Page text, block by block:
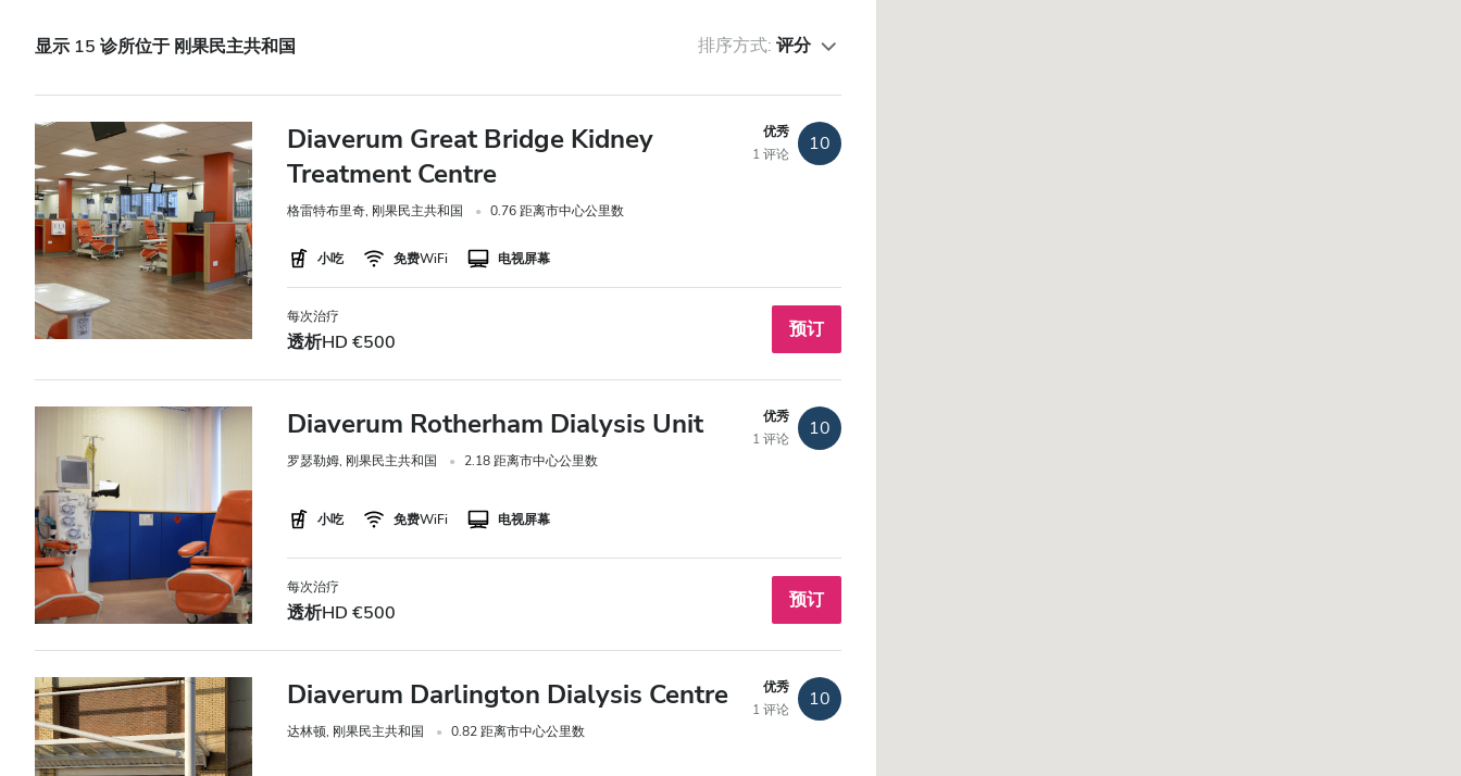
HIV患者
丙型肝炎患者
EHIC
GHIC
设施
免费WiFi
电视屏幕
免费接送
免费停车
价格
0 - 100 欧元
100 - 200 欧元
200 - 300 欧元
显示 15 诊所位于 刚果民主共和国 排序方式:评分
Diaverum Great Bridge Kidney
Treatment Centre
格雷特布里奇, 刚果民主共和国 0.76 距离市中心公里数
优秀
1 评论
10
小吃 免费WiFi 电视屏幕
每次治疗
透析HD €500
预订
Diaverum Rotherham Dialysis Unit
罗瑟勒姆, 刚果民主共和国 2.18 距离市中心公里数
优秀
1 评论
10
小吃 免费WiFi 电视屏幕
每次治疗
透析HD €500
预订
Diaverum Darlington Dialysis Centre
达林顿, 刚果民主共和国 0.82 距离市中心公里数
优秀
1 评论
10